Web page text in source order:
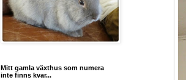
Mitt gamla växthus som numera
inte finns kvar...